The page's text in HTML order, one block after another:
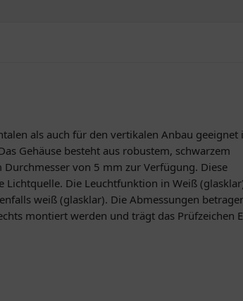
als auch für den vertikalen Anbau geeignet
Gehäuse besteht aus robustem, schwarzem
von 5 mm zur Verfügung. Diese
Lichtquelle. Die Leuchtfunktion in Weiß
weiß (glasklar). Die Abmessungen
montiert werden und trägt das Prüfzeichen